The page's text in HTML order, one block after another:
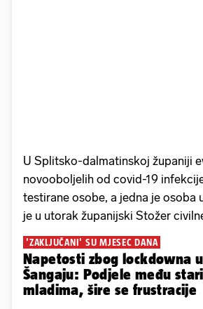
U Splitsko-dalmatinskoj županiji
novooboljelih od covid-19
testirane osobe, a jedna je osoba
je u utorak županijski Stožer
'ZAKLJUČANI' SU MJESEC DANA
Napetosti zbog lockdowna u
Šangaju: Podjele među
mladima, šire se frustracije